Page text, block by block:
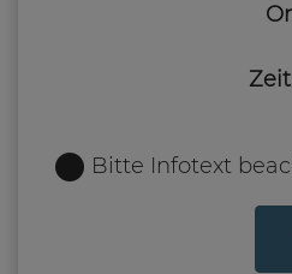
Bitte Infotext